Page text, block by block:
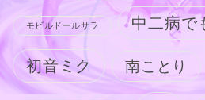
モビルドールサラ 中二病で
初音ミク 南ことり